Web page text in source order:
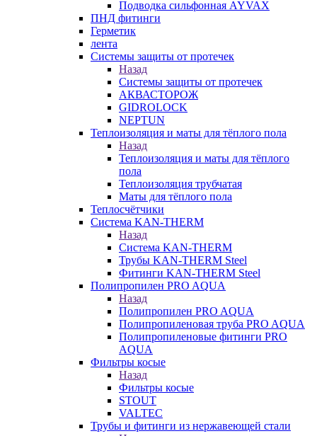
Подводка сильфонная AYVAX
ПНД фитинги
Герметик
лента
Системы защиты от протечек
Назад
Системы защиты от протечек
АКВАСТОРОЖ
GIDROLOCK
NEPTUN
Теплоизоляция и маты для тёплого пола
Назад
Теплоизоляция и маты для тёплого
пола
Теплоизоляция трубчатая
Маты для тёплого пола
Теплосчётчики
Система KAN-THERM
Назад
Система KAN-THERM
Трубы KAN-THERM Steel
Фитинги KAN-THERM Steel
Полипропилен PRO AQUA
Назад
Полипропилен PRO AQUA
Полипропиленовая труба PRO AQUA
Полипропиленовые фитинги PRO
AQUA
Фильтры косые
Назад
Фильтры косые
STOUT
VALTEC
Трубы и фитинги из нержавеющей стали